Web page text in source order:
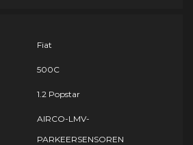
Fiat
500C
1.2 Popstar
AIRCO-LMV-
PARKEERSENSOREN